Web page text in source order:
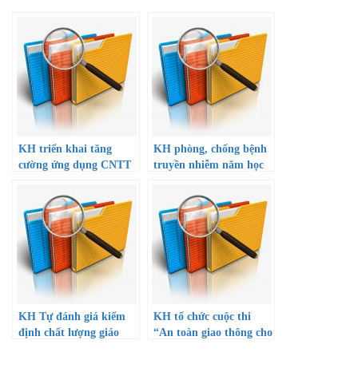
KH triển khai tăng
cường ứng dụng CNTT
đoạn 2022-2025, định
hướng đến năm 2030
KH phòng, chống bệnh
truyền nhiễm năm học
KH Tự đánh giá kiểm
định chất lượng giáo
KH tổ chức cuộc thi
“An toàn giao thông cho